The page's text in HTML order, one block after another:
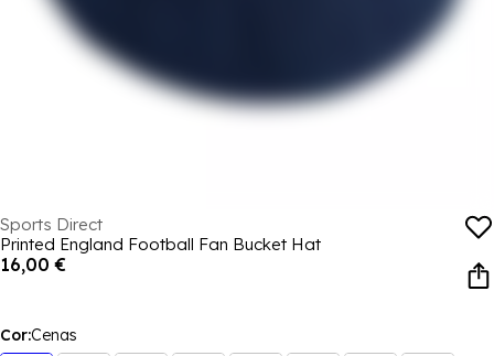
Sports Direct
Printed England Football Fan Bucket Hat
16,00 €
Cor:Cenas